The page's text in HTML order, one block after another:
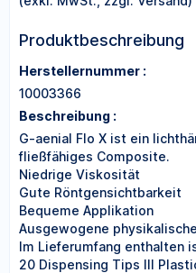
Produktbeschreibung
Herstellernummer :
10003366
Beschreibung :
G-aenial Flo X ist ein
fließfähiges Composite.
Niedrige Viskosität
Gute Röntgensichtbarkeit
Bequeme Applikation
Ausgewogene
Im Lieferumfang enthalten
20 Dispensing Tips III